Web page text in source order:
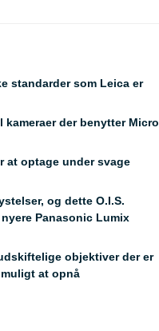
standarder som Leica er
der benytter Micro
at optage under svage
og dette O.I.S.
Panasonic Lumix
objektiver der er
at opnå